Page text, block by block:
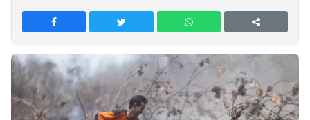
PT
TREETAN
INDONESIA
Partner